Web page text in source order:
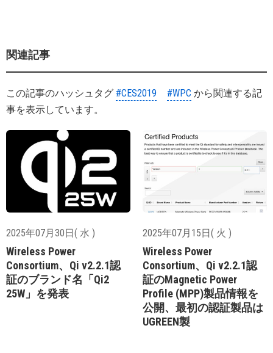
関連記事
この記事のハッシュタグ #CES2019 #WPC から関連する記
事を表示しています。
2025年07月30日( 水 )
Wireless Power
Consortium、Qi v2.2.1認
証のブランド名「Qi2
25W」を発表
2025年07月15日( 火 )
Wireless Power
Consortium、Qi v2.2.1認
証のMagnetic Power
Profile (MPP)製品情報を
公開、最初の認証製品は
UGREEN製